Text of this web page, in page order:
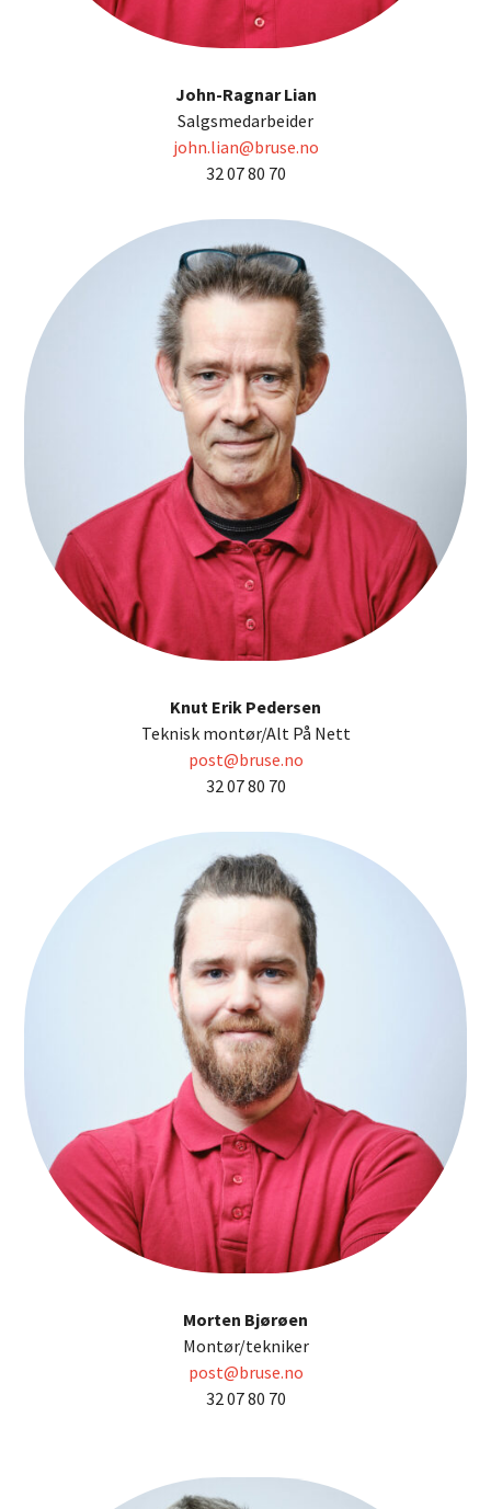
John-Ragnar Lian
Salgsmedarbeider
john.lian@bruse.no
32 07 80 70
Knut Erik Pedersen
Teknisk montør/Alt På Nett
post@bruse.no
32 07 80 70
Morten Bjørøen
Montør/tekniker
post@bruse.no
32 07 80 70